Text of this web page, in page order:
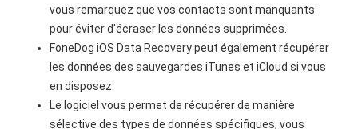
vous remarquez que vos contacts sont manquants
pour éviter d'écraser les données supprimées.
FoneDog iOS Data Recovery peut également récupérer
les données des sauvegardes iTunes et iCloud si vous
en disposez.
Le logiciel vous permet de récupérer de manière
sélective des types de données spécifiques, vous